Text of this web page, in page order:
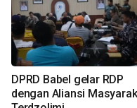
DPRD Babel gelar RDP
dengan Aliansi